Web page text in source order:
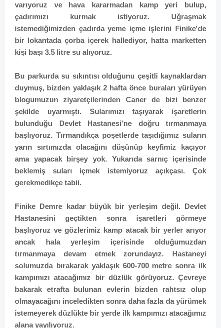
varıyoruz ve hava kararmadan kamp yeri bulup,
çadırımızı kurmak istiyoruz. Uğraşmak
istemediğimizden çadırda yeme içme işlerini Finike'de
bir lokantada çorba içerek hallediyor, hatta marketten
kişi başı 3.5 litre su alıyoruz.
Bu parkurda su sıkıntısı olduğunu çeşitli kaynaklardan
duymuş, bizden yaklaşık 2 hafta önce buraları yürüyen
blogumuzun ziyaretçilerinden Caner de bizi benzer
şekilde uyarmıştı. Sularımızı taşıyarak işaretlerin
bulunduğu Devlet Hastanesi'ne doğru tırmanmaya
başlıyoruz. Tırmandıkça poşetlerde taşıdığımız suların
yarın sırtımızda olacağını düşünüp keyfimiz kaçıyor
ama yapacak birşey yok. Yukarıda sarnıç içerisinde
beklemiş suları içmek istemiyoruz açıkçası. Çok
gerekmedikçe tabii.
Finike Demre kadar büyük bir yerleşim değil. Devlet
Hastanesini geçtikten sonra işaretleri görmeye
başlıyoruz ve gözlerimiz kamp atacak bir yerler arıyor
ancak hala yerleşim içerisinde olduğumuzdan
tırmanmaya devam etmek zorundayız. Hastaneyi
solumuzda bırakarak yaklaşık 600-700 metre sonra ilk
kampımızı atacağımız bir düzlük görüyoruz. Çevreye
bakarak etrafta bulunan evlerin bizden rahtsız olup
olmayacağını inceledikten sonra daha fazla da yürümek
istemeyerek düzlükte bir yerde ilk kampımızı atacağımız
alana yayılıyoruz.